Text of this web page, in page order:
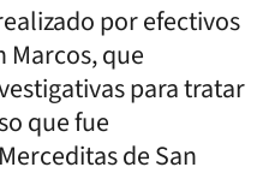
por efectivos
Marcos, que
para tratar
que fue
de San